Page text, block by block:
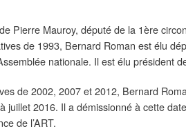
Pierre Mauroy, député de la 1ère
de 1993, Bernard Roman est élu
nationale. Il est élu président
de 2002, 2007 et 2012, Bernard
juillet 2016. Il a démissionné à cette
de l’ART.